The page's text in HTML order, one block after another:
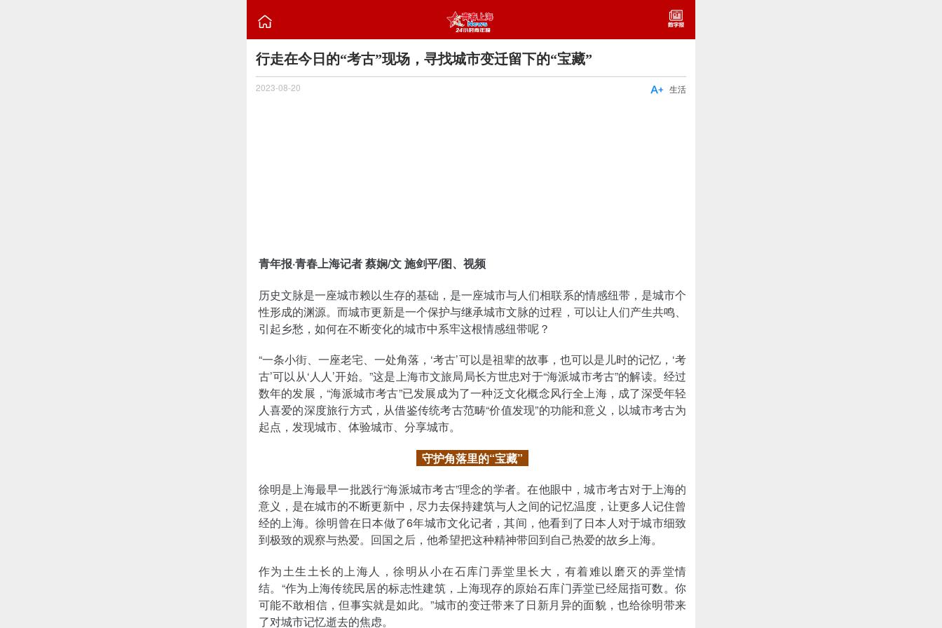

行走在今日的“考古”现场，寻找城市变迁留下的“宝藏”
2023-08-20 生活

青年报·青春上海记者 蔡娴/文 施剑平/图、视频
历史文脉是一座城市赖以生存的基础，是一座城市与人们相联系的情感纽带，是城市个
性形成的渊源。而城市更新是一个保护与继承城市文脉的过程，可以让人们产生共鸣、
引起乡愁，如何在不断变化的城市中系牢这根情感纽带呢？
“一条小街、一座老宅、一处角落，‘考古’可以是祖辈的故事，也可以是儿时的记忆，‘考
古’可以从‘人人’开始。”这是上海市文旅局局长方世忠对于“海派城市考古”的解读。经过
数年的发展，“海派城市考古”已发展成为了一种泛文化概念风行全上海，成了深受年轻
人喜爱的深度旅行方式，从借鉴传统考古范畴“价值发现”的功能和意义，以城市考古为
起点，发现城市、体验城市、分享城市。
守护角落里的“宝藏”
徐明是上海最早一批践行“海派城市考古”理念的学者。在他眼中，城市考古对于上海的
意义，是在城市的不断更新中，尽力去保持建筑与人之间的记忆温度，让更多人记住曾
经的上海。徐明曾在日本做了6年城市文化记者，其间，他看到了日本人对于城市细致
到极致的观察与热爱。回国之后，他希望把这种精神带回到自己热爱的故乡上海。
作为土生土长的上海人，徐明从小在石库门弄堂里长大，有着难以磨灭的弄堂情
结。“作为上海传统民居的标志性建筑，上海现存的原始石库门弄堂已经屈指可数。你
可能不敢相信，但事实就是如此。”城市的变迁带来了日新月异的面貌，也给徐明带来
了对城市记忆逝去的焦虑。